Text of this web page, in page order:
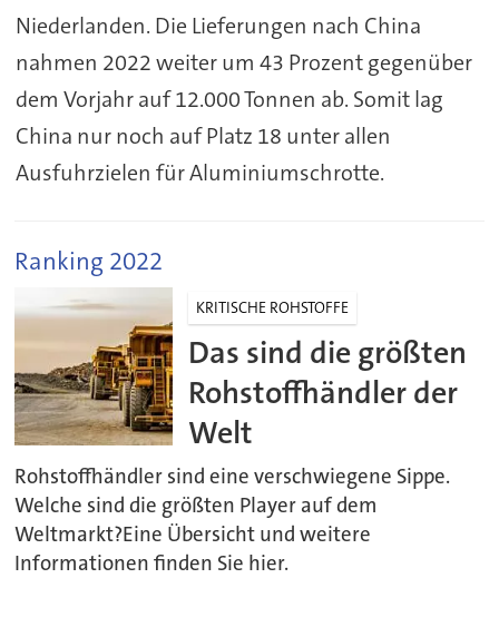
Niederlanden. Die Lieferungen nach China
nahmen 2022 weiter um 43 Prozent gegenüber
dem Vorjahr auf 12.000 Tonnen ab. Somit lag
China nur noch auf Platz 18 unter allen
Ausfuhrzielen für Aluminiumschrotte.
Ranking 2022
KRITISCHE ROHSTOFFE
Das sind die größten
Rohstoffhändler der
Welt
Rohstoffhändler sind eine verschwiegene Sippe.
Welche sind die größten Player auf dem
Weltmarkt?Eine Übersicht und weitere
Informationen finden Sie hier.